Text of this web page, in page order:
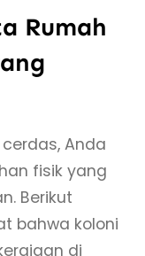
Rumah
Anda
fisik yang
Berikut
bahwa koloni
di